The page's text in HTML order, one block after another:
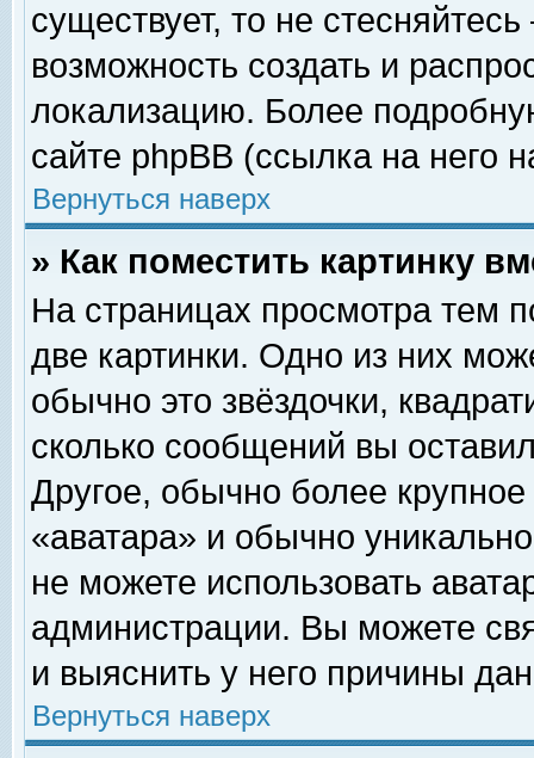
существует, то не
возможность создать и
локализацию. Более
сайте phpBB (ссылка на него
Вернуться наверх
» Как поместить картинку
На страницах просмотра тем
две картинки. Одно из них
обычно это звёздочки,
сколько сообщений вы
Другое, обычно более
«аватара» и обычно
не можете использовать
администрации. Вы можете
и выяснить у него причины
Вернуться наверх